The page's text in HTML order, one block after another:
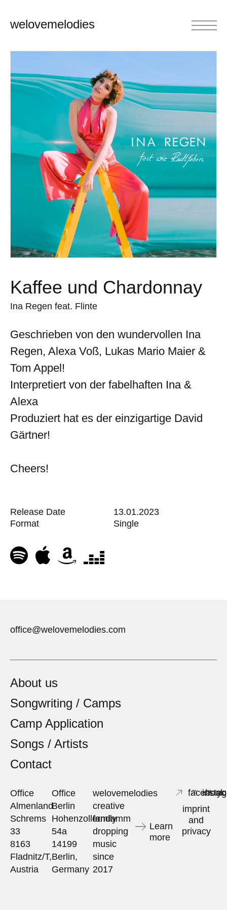
welovemelodies
Kaffee und Chardonnay
Ina Regen feat. Flinte
Geschrieben von den wundervollen Ina
Regen, Alexa Voß, Lukas Mario Maier &
Tom Appel!
Interpretiert von der fabelhaften Ina &
Alexa
Produziert hat es der einzigartige David
Gärtner!
Cheers!
Release Date
Format
13.01.2023
Single
office@welovemelodies.com
About us
Songwriting / Camps
Camp Application
Songs / Artists
Contact
Office
Almenland
Schrems
33
8163
Fladnitz/T,
Austria
Office
Berlin
Hohenzollerndamm
54a
14199
Berlin,
Germany
welovemelodies
creative
family
dropping
music
since
2017
Learn
more
facebook
imprint
and
privacy